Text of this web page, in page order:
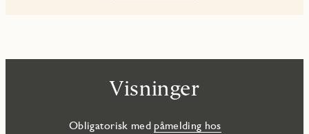
Visninger
Obligatorisk med påmelding hos